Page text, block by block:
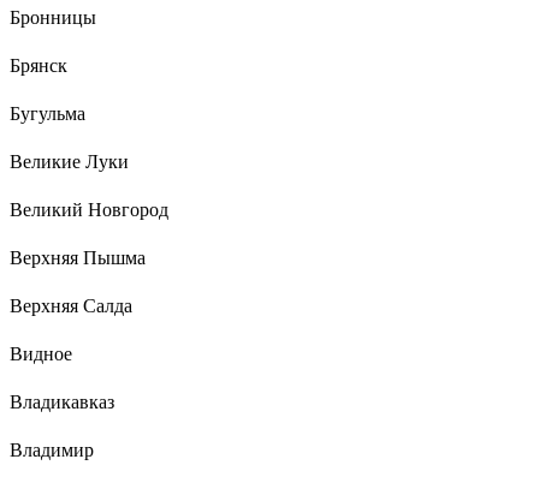
Бронницы
Брянск
Бугульма
Великие Луки
Великий Новгород
Верхняя Пышма
Верхняя Салда
Видное
Владикавказ
Владимир